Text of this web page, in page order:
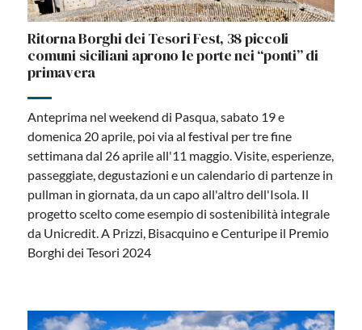
Ritorna Borghi dei Tesori Fest, 38 piccoli
comuni siciliani aprono le porte nei “ponti” di
primavera
Anteprima nel weekend di Pasqua, sabato 19 e
domenica 20 aprile, poi via al festival per tre fine
settimana dal 26 aprile all'11 maggio. Visite, esperienze,
passeggiate, degustazioni e un calendario di partenze in
pullman in giornata, da un capo all'altro dell'Isola. Il
progetto scelto come esempio di sostenibilità integrale
da Unicredit. A Prizzi, Bisacquino e Centuripe il Premio
Borghi dei Tesori 2024